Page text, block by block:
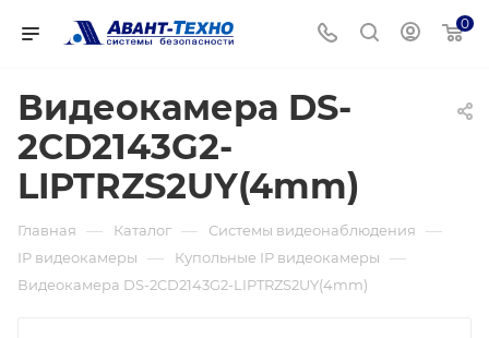
0
Видеокамера DS-
2CD2143G2-
LIPTRZS2UY(4mm)
Главная — Каталог — Системы видеонаблюдения —
IP видеокамеры — Купольные IP видеокамеры —
Видеокамера DS-2CD2143G2-LIPTRZS2UY(4mm)